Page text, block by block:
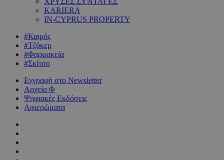
KARIERA
IN-CYPRUS PROPERTY
#Καιρός
#Τζόκερ
#Φαρμακεία
#Σκίτσο
Εγγραφή στο Newsletter
Αρχείο Φ
Ψηφιακές Εκδόσεις
Αφιερώματα